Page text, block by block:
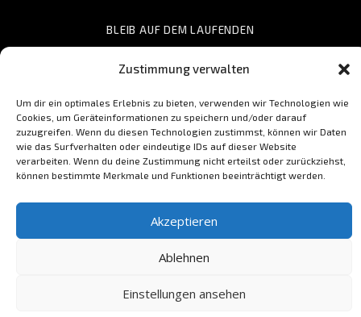
Zustimmung verwalten
Um dir ein optimales Erlebnis zu bieten, verwenden wir Technologien wie
Cookies, um Geräteinformationen zu speichern und/oder darauf
zuzugreifen. Wenn du diesen Technologien zustimmst, können wir Daten
wie das Surfverhalten oder eindeutige IDs auf dieser Website
verarbeiten. Wenn du deine Zustimmung nicht erteilst oder zurückziehst,
können bestimmte Merkmale und Funktionen beeinträchtigt werden.
Akzeptieren
Ablehnen
Einstellungen ansehen
BLEIB AUF DEM LAUFENDEN
Datenschutzerklärung| Copyright © 2018 SCHON
Datenschutz & Cookies: Diese Website verwendet Cookies. Wenn du die
Website weiterhin nutzt, stimmst du der Verwendung von Cookies zu.